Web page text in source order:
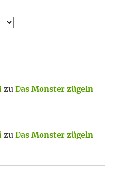
zuDas Monster zügeln
zuDas Monster zügeln